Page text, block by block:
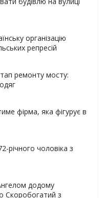
організацію
репресій
ремонту мосту:
фірма, яка фігурує в
річного чоловіка з
додому
Скоробогатий з